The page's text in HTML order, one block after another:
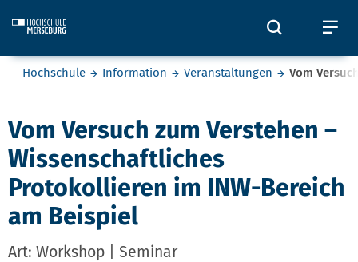
Öffnet
Sie befinden sich hier:
Hochschule Information Veranstaltungen Vom
Vom Versuch zum Verstehen –
Wissenschaftliches
Protokollieren im INW-Bereich
am Beispiel
Art: Workshop | Seminar